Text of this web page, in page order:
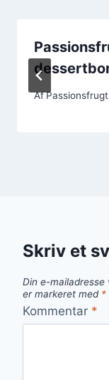
AfPassionsfrugt
Skriv et
Din e-mailadresse
er markeret med *
Kommentar *